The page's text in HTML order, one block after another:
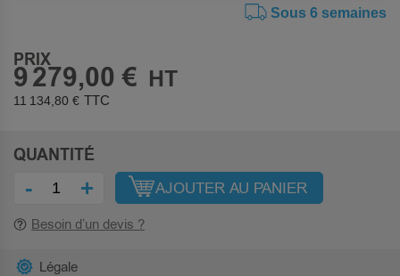
Sous 6 semaines
PRIX
9 279,00 €
11 134,80 €
QUANTITÉ
- + AJOUTER AU PANIER
Besoin d’un devis ?
Légale